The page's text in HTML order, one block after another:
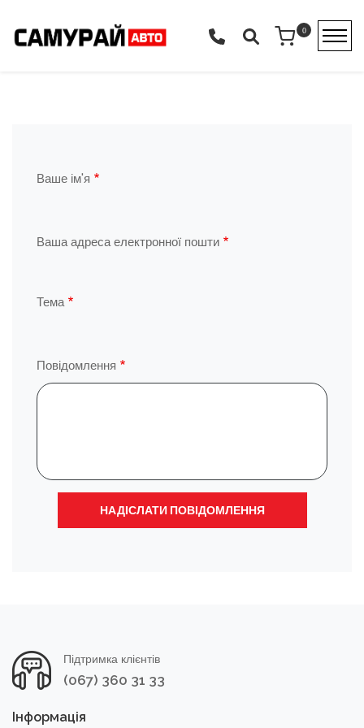
0
Ваше ім'я
Ваша адреса електронної пошти
Тема
Повідомлення
Підтримка клієнтів
(067) 360 31 33
Інформація